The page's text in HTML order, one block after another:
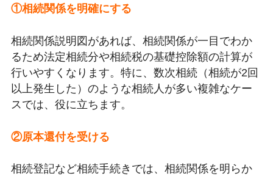
①相続関係を明確にする
相続関係説明図があれば、相続関係が一目でわか
るため法定相続分や相続税の基礎控除額の計算が
行いやすくなります。特に、数次相続（相続が2回
以上発生した）のような相続人が多い複雑なケー
スでは、役に立ちます。
②原本還付を受ける
相続登記など相続手続きでは、相続関係を明らか